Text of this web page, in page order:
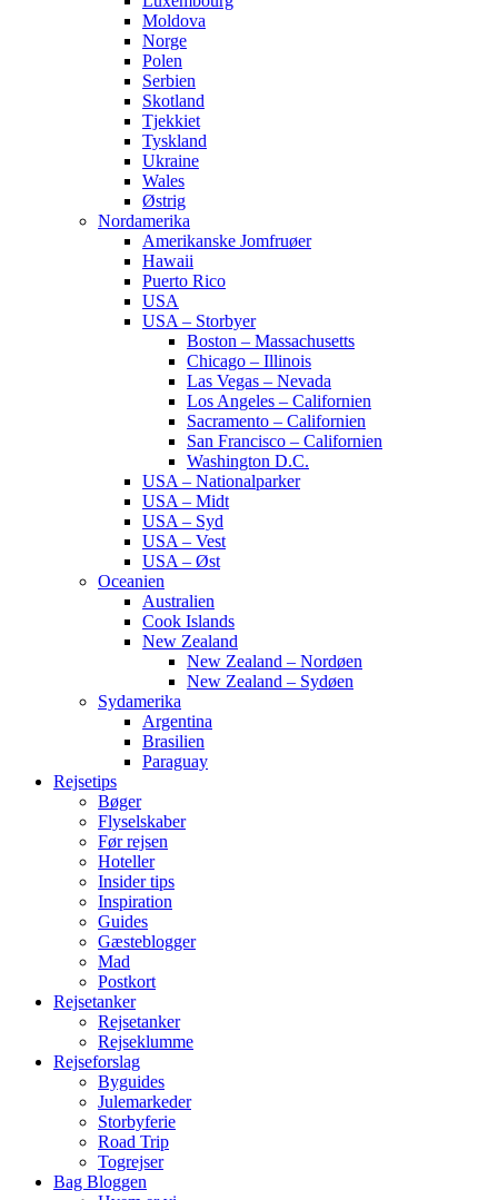
Moldova
Norge
Polen
Serbien
Skotland
Tjekkiet
Tyskland
Ukraine
Wales
Østrig
Nordamerika
Amerikanske Jomfruøer
Hawaii
Puerto Rico
USA
USA – Storbyer
Boston – Massachusetts
Chicago – Illinois
Las Vegas – Nevada
Los Angeles – Californien
Sacramento – Californien
San Francisco – Californien
Washington D.C.
USA – Nationalparker
USA – Midt
USA – Syd
USA – Vest
USA – Øst
Oceanien
Australien
Cook Islands
New Zealand
New Zealand – Nordøen
New Zealand – Sydøen
Sydamerika
Argentina
Brasilien
Paraguay
Rejsetips
Bøger
Flyselskaber
Før rejsen
Hoteller
Insider tips
Inspiration
Guides
Gæsteblogger
Mad
Postkort
Rejsetanker
Rejsetanker
Rejseklumme
Rejseforslag
Byguides
Julemarkeder
Storbyferie
Road Trip
Togrejser
Bag Bloggen